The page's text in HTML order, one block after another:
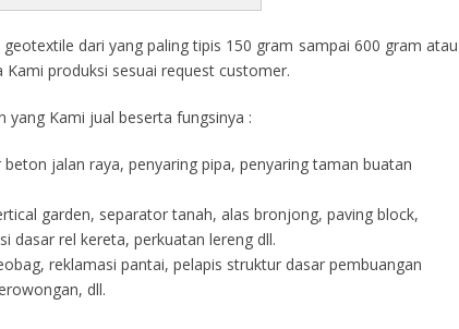
dari yang paling tipis 150 gram sampai 600 gram atau
produksi sesuai request customer.
Kami jual beserta fungsinya :
jalan raya, penyaring pipa, penyaring taman buatan
garden, separator tanah, alas bronjong, paving block,
dasar rel kereta, perkuatan lereng dll.
reklamasi pantai, pelapis struktur dasar pembuangan
dll.